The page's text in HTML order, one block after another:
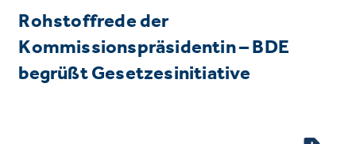
Rohstoffrede der
Kommissionspräsidentin – BDE
begrüßt Gesetzesinitiative